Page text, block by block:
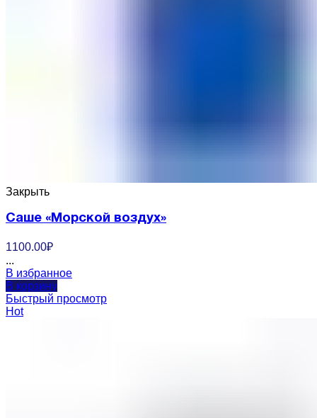
Закрыть
Саше «Морской воздух»
1100.00₽
...
В избранное
В корзину
Быстрый просмотр
Hot